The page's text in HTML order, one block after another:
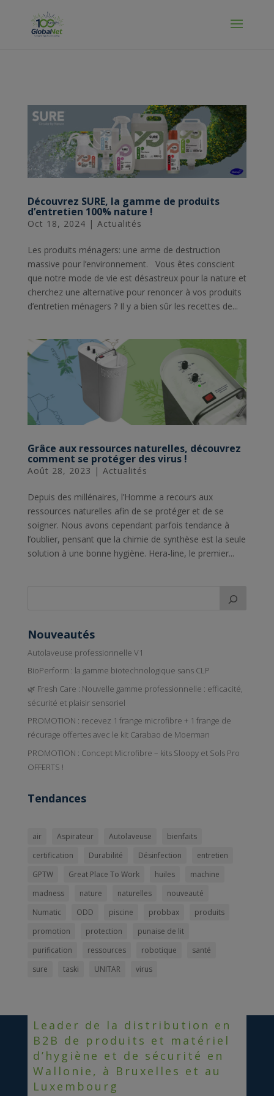
Manage Cookies
Découvrez SURE, la gamme de produits
d’entretien 100% nature !
Oct 18, 2024 | Actualités
Les produits ménagers: une arme de destruction
massive pour l’environnement. Vous êtes conscient
que notre mode de vie est désastreux pour la nature et
cherchez une alternative pour renoncer à vos produits
d’entretien ménagers ? Il y a bien sûr les recettes de...
Grâce aux ressources naturelles, découvrez
comment se protéger des virus !
Août 28, 2023 | Actualités
Depuis des millénaires, l’Homme a recours aux
ressources naturelles afin de se protéger et de se
soigner. Nous avons cependant parfois tendance à
l’oublier, pensant que la chimie de synthèse est la seule
solution à une bonne hygiène. Hera-line, le premier...
Nouveautés
Autolaveuse professionnelle V1
BioPerform : la gamme biotechnologique sans CLP
🌿 Fresh Care : Nouvelle gamme professionnelle : efficacité,
sécurité et plaisir sensoriel
PROMOTION : recevez 1 frange microfibre + 1 frange de
récurage offertes avec le kit Carabao de Moerman
PROMOTION : Concept Microfibre – kits Sloopy et Sols Pro
OFFERTS !
Tendances
air Aspirateur Autolaveuse
bienfaits
certification
Durabilité Désinfection
entretien
GPTW
Great Place To Work huiles
machine
madness
nature naturelles
nouveauté
Numatic
ODD piscine probbax
produits
promotion
protection
punaise de lit
purification
ressources robotique
santé
sure
taski UNITAR virus
Leader de la distribution en
B2B de produits et matériel
d’hygiène et de sécurité en
Wallonie, à Bruxelles et au
Luxembourg